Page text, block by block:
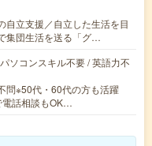
自立支援／自立した生活を目
集団生活を送る「グ…
ソコンスキル不要 / 英語力不
問※50代・60代の方も活躍
電話相談もOK…